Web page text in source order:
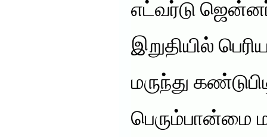
எட்வர்டு ஜென்னர்
இறுதியில்
மருந்து
பெரும்பான்மை